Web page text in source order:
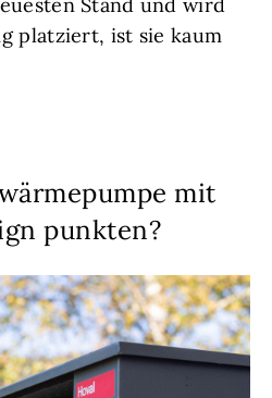
platziert, ist sie kaum
mit
punkten?